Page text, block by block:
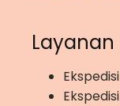
Layanan